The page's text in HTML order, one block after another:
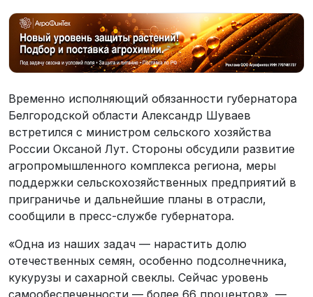
Временно исполняющий обязанности губернатора
Белгородской области Александр Шуваев
встретился с министром сельского хозяйства
России Оксаной Лут. Стороны обсудили развитие
агропромышленного комплекса региона, меры
поддержки сельскохозяйственных предприятий в
приграничье и дальнейшие планы в отрасли,
сообщили в пресс-службе губернатора.
«Одна из наших задач — нарастить долю
отечественных семян, особенно подсолнечника,
кукурузы и сахарной свеклы. Сейчас уровень
самообеспеченности — более 66 процентов», —